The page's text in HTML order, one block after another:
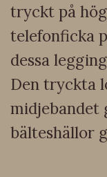
tryckt på
telefonficka
dessa
Den tryckta
midjebandet
bälteshällor